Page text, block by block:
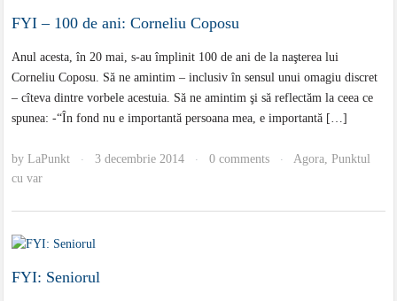
FYI – 100 de ani: Corneliu Coposu
Anul acesta, în 20 mai, s-au împlinit 100 de ani de la naşterea lui
Corneliu Coposu. Să ne amintim – inclusiv în sensul unui omagiu discret
– cîteva dintre vorbele acestuia. Să ne amintim şi să reflectăm la ceea ce
spunea: -“În fond nu e importantă persoana mea, e importantă […]
byLaPunkt · 3 decembrie 2014 · 0 comments · Agora,Punktul
cu var
FYI: Seniorul